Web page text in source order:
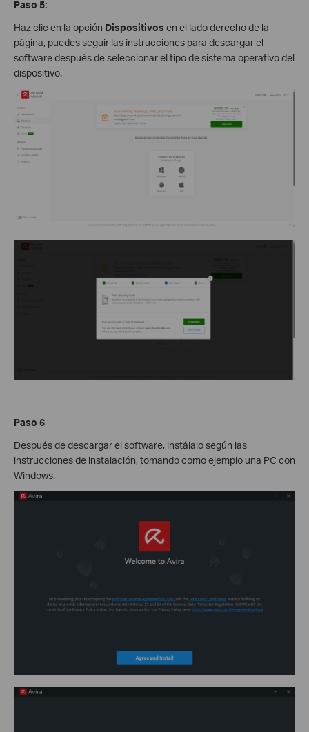
Paso 5:
Haz clic en la opción Dispositivos en el lado derecho de la
página, puedes seguir las instrucciones para descargar el
software después de seleccionar el tipo de sistema operativo del
dispositivo.
Paso 6
Después de descargar el software, instálalo según las
instrucciones de instalación, tomando como ejemplo una PC con
Windows.